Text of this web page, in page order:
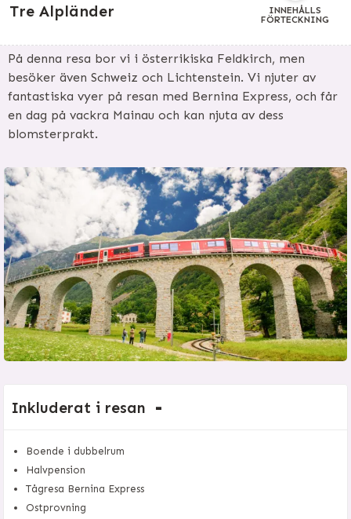
Tre Alpländer
INNEHÅLLS
FÖRTECKNING
På denna resa bor vi i österrikiska Feldkirch, men
besöker även Schweiz och Lichtenstein. Vi njuter av
fantastiska vyer på resan med Bernina Express, och får
en dag på vackra Mainau och kan njuta av dess
blomsterprakt.
Inkluderat i resan
Boende i dubbelrum
Halvpension
Tågresa Bernina Express
Ostprovning